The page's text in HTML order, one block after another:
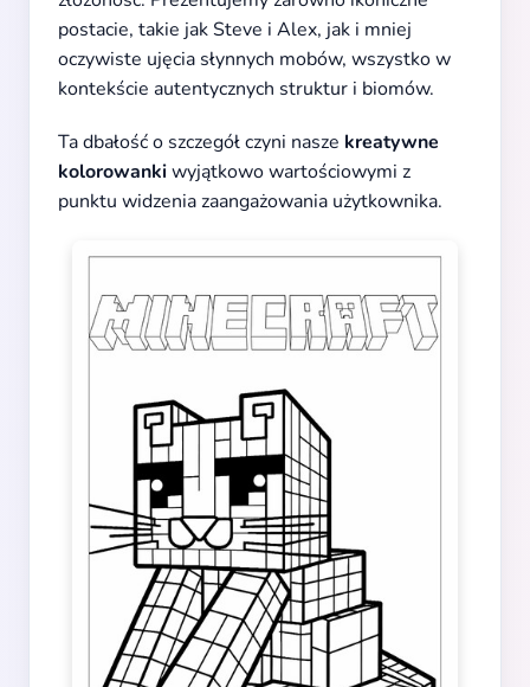
postacie, takie jak Steve i Alex, jak i mniej
oczywiste ujęcia słynnych mobów, wszystko w
kontekście autentycznych struktur i biomów.
Ta dbałość o szczegół czyni nasze kreatywne
kolorowankiwyjątkowo wartościowymi z
punktu widzenia zaangażowania użytkownika.